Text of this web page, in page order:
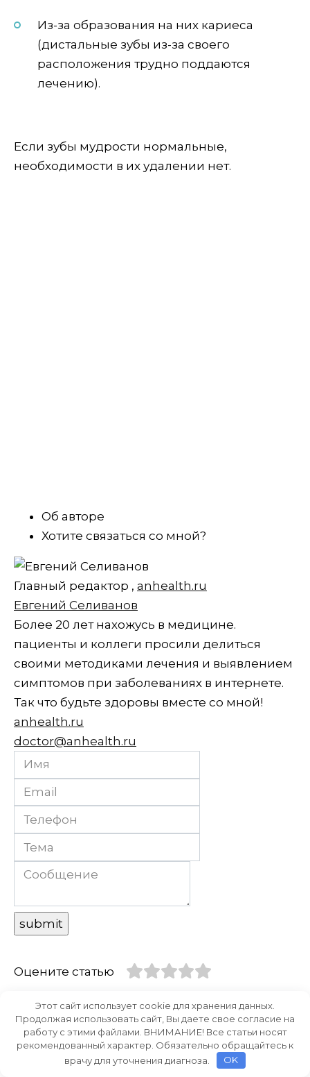
Из-за образования на них кариеса
(дистальные зубы из-за своего
расположения трудно поддаются
лечению).
Если зубы мудрости нормальные,
необходимости в их удалении нет.
Об авторе
Хотите связаться со мной?
Главный редактор , anhealth.ru
Евгений Селиванов
Более 20 лет нахожусь в медицине.
пациенты и коллеги просили делиться
своими методиками лечения и выявлением
симптомов при заболеваниях в интернете.
Так что будьте здоровы вместе со мной!
anhealth.ru
doctor@anhealth.ru
Оцените статью
Этот сайт использует cookie для хранения данных.
Продолжая использовать сайт, Вы даете свое согласие на
работу с этими файлами. ВНИМАНИЕ! Все статьи носят
рекомендованный характер. Обязательно обращайтесь к
врачу для уточнения диагноза.
OK